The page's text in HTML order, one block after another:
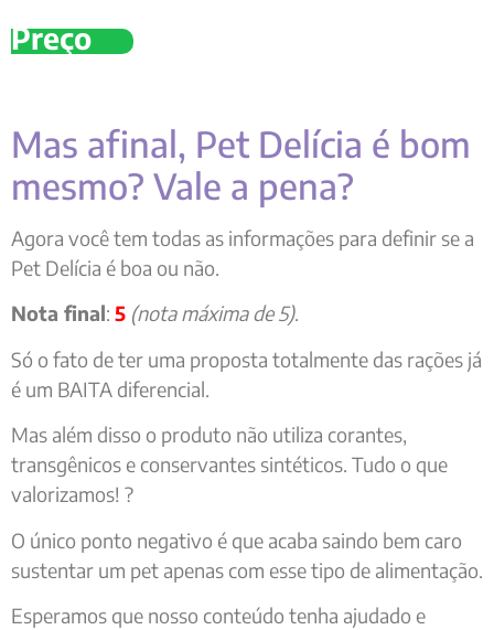
Preço
Mas afinal, Pet Delícia é bom
mesmo? Vale a pena?
Agora você tem todas as informações para definir se a
Pet Delícia é boa ou não.
Nota final: 5 (nota máxima de 5).
Só o fato de ter uma proposta totalmente das rações já
é um BAITA diferencial.
Mas além disso o produto não utiliza corantes,
transgênicos e conservantes sintéticos. Tudo o que
valorizamos! ?
O único ponto negativo é que acaba saindo bem caro
sustentar um pet apenas com esse tipo de alimentação.
Esperamos que nosso conteúdo tenha ajudado e